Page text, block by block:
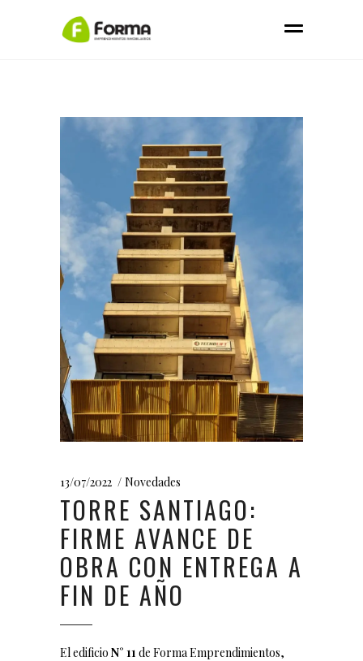
13/07/2022 Novedades
TORRE SANTIAGO:
FIRME AVANCE DE
OBRA CON ENTREGA A
FIN DE AÑO
El edificio N° 11 de Forma Emprendimientos,